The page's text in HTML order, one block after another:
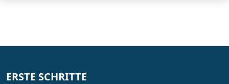
ERSTE SCHRITTE